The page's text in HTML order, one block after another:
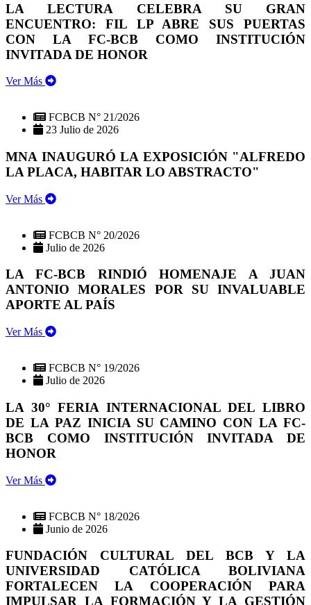
LA LECTURA CELEBRA SU GRAN
ENCUENTRO: FIL LP ABRE SUS PUERTAS
CON LA FC-BCB COMO INSTITUCIÓN
INVITADA DE HONOR
Ver Más
FCBCB N° 21/2026
23 Julio de 2026
MNA INAUGURÓ LA EXPOSICIÓN "ALFREDO
LA PLACA, HABITAR LO ABSTRACTO"
Ver Más
FCBCB N° 20/2026
Julio de 2026
LA FC-BCB RINDIÓ HOMENAJE A JUAN
ANTONIO MORALES POR SU INVALUABLE
APORTE AL PAÍS
Ver Más
FCBCB N° 19/2026
Julio de 2026
LA 30° FERIA INTERNACIONAL DEL LIBRO
DE LA PAZ INICIA SU CAMINO CON LA FC-
BCB COMO INSTITUCIÓN INVITADA DE
HONOR
Ver Más
FCBCB N° 18/2026
Junio de 2026
FUNDACIÓN CULTURAL DEL BCB Y LA
UNIVERSIDAD CATÓLICA BOLIVIANA
FORTALECEN LA COOPERACIÓN PARA
IMPULSAR LA FORMACIÓN Y LA GESTIÓN